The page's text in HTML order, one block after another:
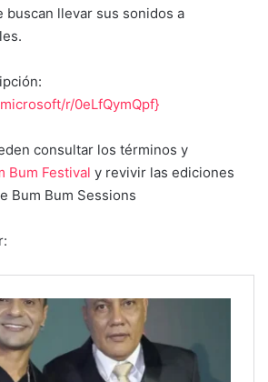
buscan llevar sus sonidos a
r/0eLfQymQpf}
consultar los términos y
Bum Festival y revivir las ediciones
Bum Bum Sessions